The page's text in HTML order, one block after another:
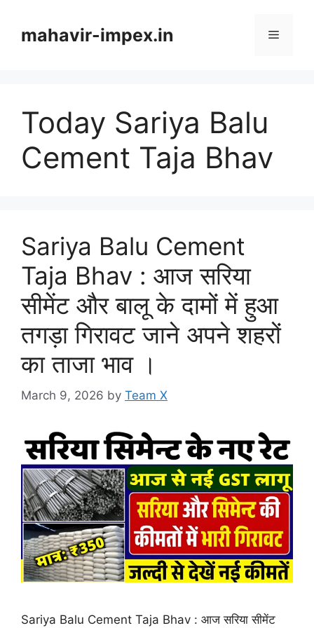
contentmahavir-impex.in Menu
Today Sariya Balu
Cement Taja Bhav
Sariya Balu Cement
Taja Bhav : आज सरिया
सीमेंट और बालू के दामों में हुआ
तगड़ा गिरावट जाने अपने शहरों
का ताजा भाव ।
March 9, 2026 by Team X
Sariya Balu Cement Taja Bhav : आज सरिया सीमेंट